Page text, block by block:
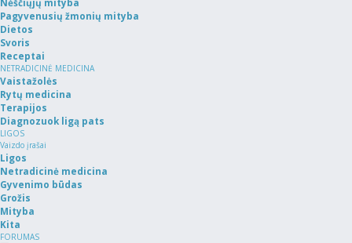
Pagyvenusių žmonių mityba
Dietos
Svoris
Receptai
NETRADICINĖ MEDICINA
Vaistažolės
Rytų medicina
Terapijos
Diagnozuok ligą pats
LIGOS
Vaizdo įrašai
Ligos
Netradicinė medicina
Gyvenimo būdas
Grožis
Mityba
Kita
FORUMAS